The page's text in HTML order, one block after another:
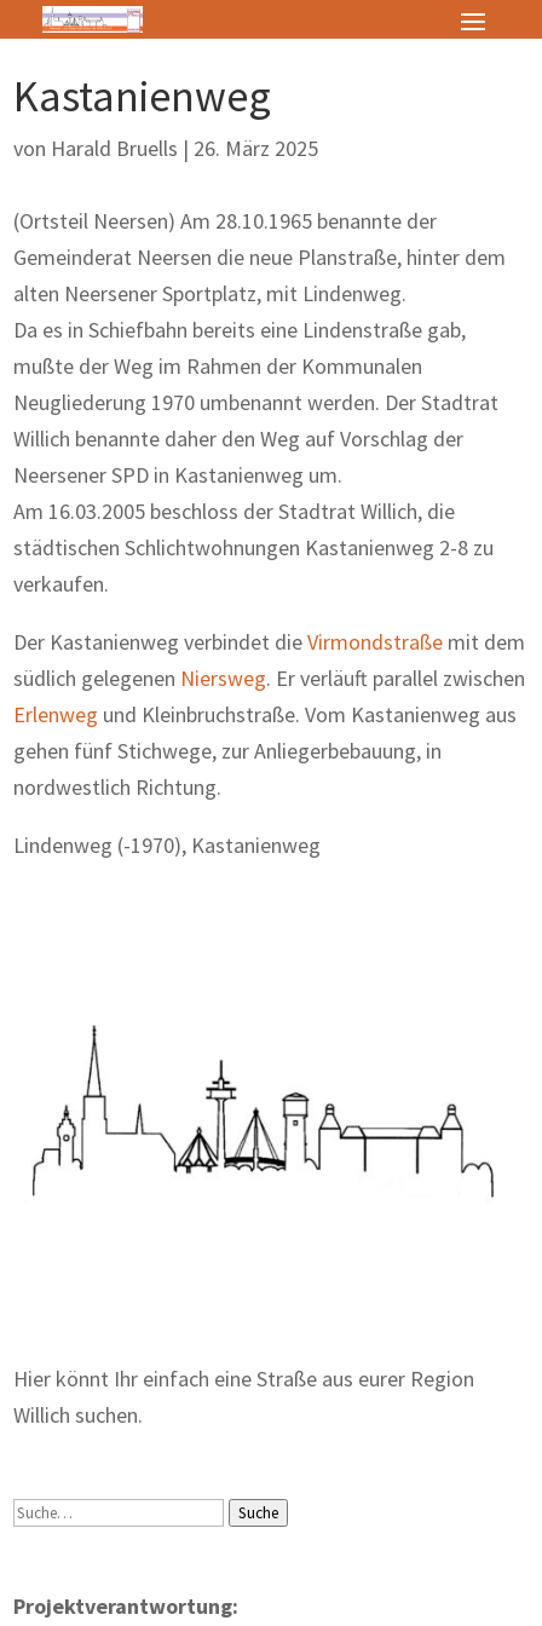
Kastanienweg
von Harald Bruells | 26. März 2025
(Ortsteil Neersen) Am 28.10.1965 benannte der
Gemeinderat Neersen die neue Planstraße, hinter dem
alten Neersener Sportplatz, mit Lindenweg.
Da es in Schiefbahn bereits eine Lindenstraße gab,
mußte der Weg im Rahmen der Kommunalen
Neugliederung 1970 umbenannt werden. Der Stadtrat
Willich benannte daher den Weg auf Vorschlag der
Neersener SPD in Kastanienweg um.
Am 16.03.2005 beschloss der Stadtrat Willich, die
städtischen Schlichtwohnungen Kastanienweg 2-8 zu
verkaufen.
Der Kastanienweg verbindet dieVirmondstraße mit dem
südlich gelegenen Niersweg. Er verläuft parallel zwischen
Erlenweg und Kleinbruchstraße. Vom Kastanienweg aus
gehen fünf Stichwege, zur Anliegerbebauung, in
nordwestlich Richtung.
Lindenweg (-1970), Kastanienweg
Hier könnt Ihr einfach eine Straße aus eurer Region
Willich suchen.
Suche Suche
Projektverantwortung: